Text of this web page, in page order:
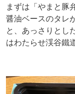
まずは「やまと豚
醤油ベースのタレ
と、あっさりとし
はわたらせ渓谷鐵